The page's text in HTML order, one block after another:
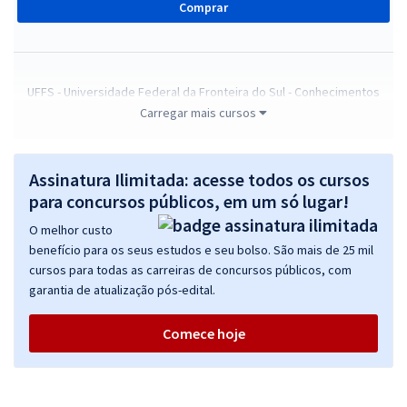
Comprar
UFFS - Universidade Federal da Fronteira do Sul - Conhecimentos
Específicos para o cargo de Técnico de Laboratório/Área: Química
18,66
Economize R$ 55,98 (-20%)
Comprar
UFFS - Universidade Federal da Fronteira Sul - Conhecimentos
Básicos para os Cargos de Nível Médio
à vista
ou 12x deR$21,99
Carregar mais cursos
Assinatura Ilimitada: acesse todos os cursos
para concursos públicos, em um só lugar!
O melhor custo
benefício para os seus estudos e seu bolso. São mais de 25 mil
cursos para todas as carreiras de concursos públicos, com
garantia de atualização pós-edital.
Comece hoje